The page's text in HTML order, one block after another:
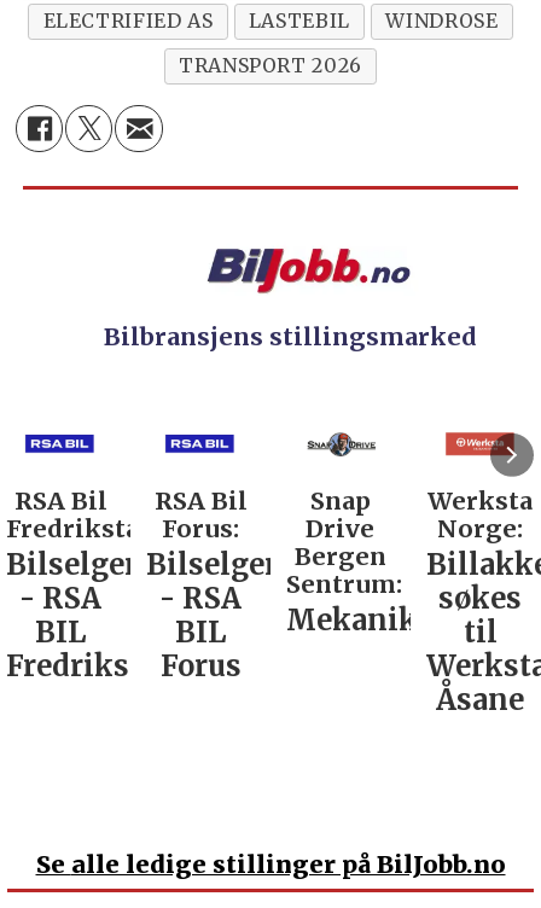
ELECTRIFIED AS LASTEBIL
WINDROSE
TRANSPORT 2026
Bilbransjens stillingsmarked
RSA Bil
Forus:
Bilselger
- RSA
BIL
Forus
Snap
Drive
Bergen
Sentrum:
Mekaniker
Werksta
Norge:
Billakkerer
søkes
til
Rodin &
Co AS:
Se alle ledige stillinger på BilJobb.no